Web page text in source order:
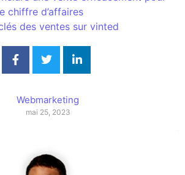
chiffre d’affaires
des ventes sur vinted
Webmarketing
mai 25, 2023